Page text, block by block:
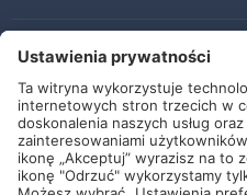
Kontakt
Newsletter